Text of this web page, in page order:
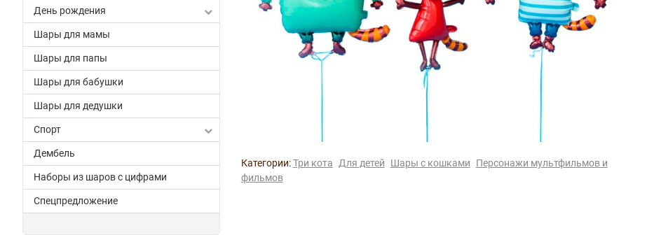
День рождения
Шары для мамы
Шары для папы
Шары для бабушки
Шары для дедушки
Спорт
Дембель
Наборы из шаров с цифрами
Спецпредложение
Категории:Три кота Для детей Шары с кошками
Персонажи мультфильмов и
фильмов